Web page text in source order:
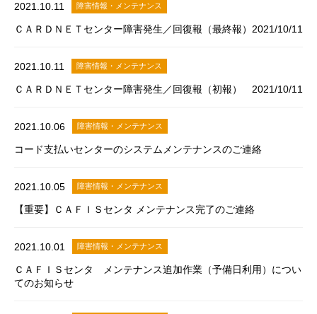
2021.10.11 障害情報・メンテナンス
ＣＡＲＤＮＥＴセンター障害発生／回復報（最終報）2021/10/11
2021.10.11 障害情報・メンテナンス
ＣＡＲＤＮＥＴセンター障害発生／回復報（初報） 2021/10/11
2021.10.06 障害情報・メンテナンス
コード支払いセンターのシステムメンテナンスのご連絡
2021.10.05 障害情報・メンテナンス
【重要】ＣＡＦＩＳセンタ メンテナンス完了のご連絡
2021.10.01 障害情報・メンテナンス
ＣＡＦＩＳセンタ メンテナンス追加作業（予備日利用）につい
てのお知らせ